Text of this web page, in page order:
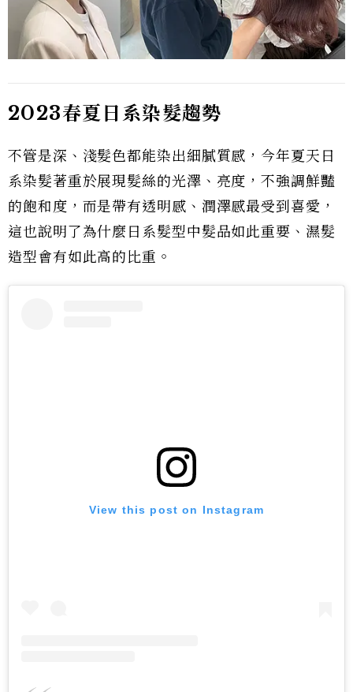
2023春夏日系染髮趨勢
不管是深、淺髮色都能染出細膩質感，今年夏天日
系染髮著重於展現髮絲的光澤、亮度，不強調鮮豔
的飽和度，而是帶有透明感、潤澤感最受到喜愛，
這也說明了為什麼日系髮型中髮品如此重要、濕髮
造型會有如此高的比重。
View this post on Instagram